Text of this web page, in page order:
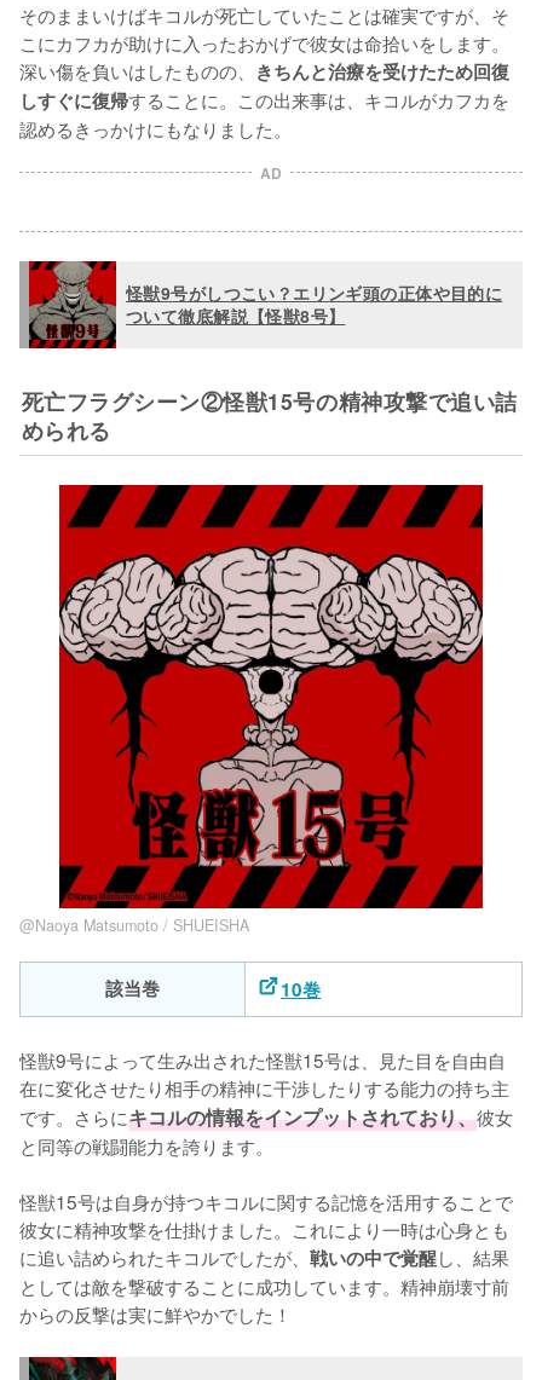
そのままいけばキコルが死亡していたことは確実ですが、そ
こにカフカが助けに入ったおかげで彼女は命拾いをします。
深い傷を負いはしたものの、 きちんと治療を受けたため回復
しすぐに復帰することに。この出来事は、キコルがカフカを
認めるきっかけにもなりました。
AD
怪獣9号がしつこい？エリンギ頭の正体や目的に
ついて徹底解説【怪獣8号】
死亡フラグシーン②怪獣15号の精神攻撃で追い詰
められる
@Naoya Matsumoto / SHUEISHA
該当巻 10巻
怪獣9号によって生み出された怪獣15号は、見た目を自由自
在に変化させたり相手の精神に干渉したりする能力の持ち主
です。さらにキコルの情報をインプットされており、彼女
と同等の戦闘能力を誇ります。
怪獣15号は自身が持つキコルに関する記憶を活用することで
彼女に精神攻撃を仕掛けました。これにより一時は心身とも
に追い詰められたキコルでしたが、 戦いの中で覚醒し、結果
としては敵を撃破することに成功しています。精神崩壊寸前
からの反撃は実に鮮やかでした！